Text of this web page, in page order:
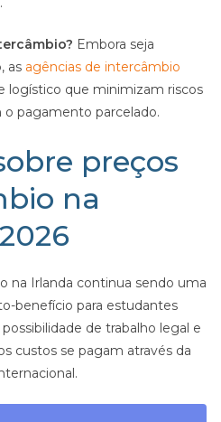
Embora seja
as agências de intercâmbio
logístico que minimizam riscos
pagamento parcelado.
preços
na
na Irlanda continua sendo uma
benefício para estudantes
de trabalho legal e
custos se pagam através da